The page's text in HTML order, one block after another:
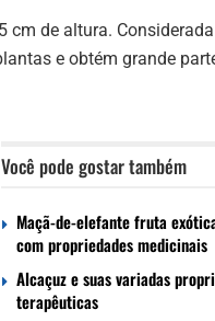
cm de altura.
e obtém grande
Você pode gostar também
Maçã-de-elefante fruta
com propriedades medicinais
Alcaçuz e suas variadas
terapêuticas